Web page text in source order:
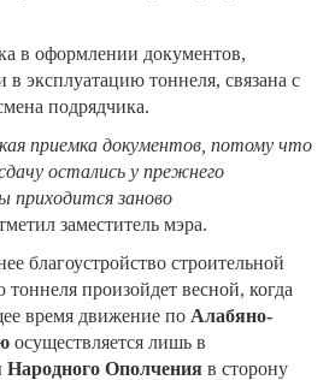
в оформлении документов,
в эксплуатацию тоннеля, связана с
подрядчика.
приемка документов, потому что
остались у прежнего
приходится заново
заместитель мэра.
благоустройство строительной
произойдет весной, когда
время движение по Алабяно-
осуществляется лишь в
Народного Ополчения в сторону